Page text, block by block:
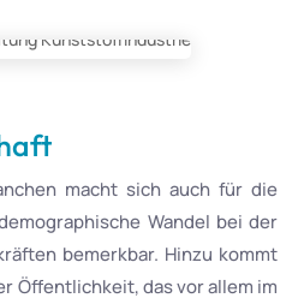
macht sich auch für die
Wandel bei der
bemerkbar. Hinzu kommt
Öffentlichkeit, das vor allem im